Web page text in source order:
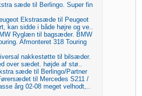
sæde til Berlingo. Super fin
Ekstrasæde til Peugeot
kan sidde i både højre og ve..
Ryglæn til bagsæder. BMW
Afmonteret 318 Touring
nakkestøtte til bilsæder.
over sædet. højde af stø..
sæde til Berlingo/Partner
til Mercedes S211 /
årg 02-08 meget velhodt,..